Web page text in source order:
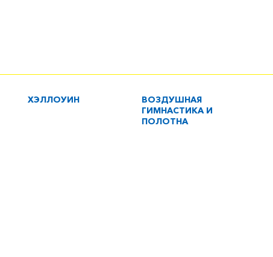
ХЭЛЛОУИН
ВОЗДУШНАЯ
ГИМНАСТИКА И
ПОЛОТНА